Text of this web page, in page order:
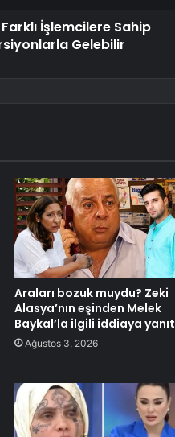
Farklı İşlemcilere Sahip
Gelebilir
Araları bozuk muydu? Zeki
Alasya’nın eşinden Melek
Baykal’la ilgili iddiaya yanıt
Ağustos 3, 2026